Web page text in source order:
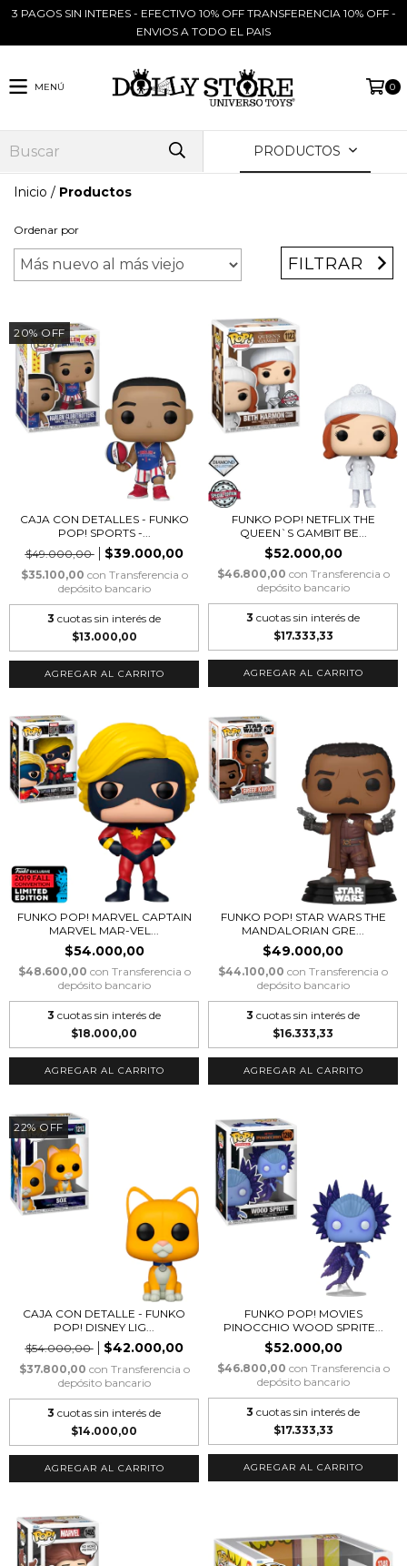
3 PAGOS SIN INTERES - EFECTIVO 10% OFF TRANSFERENCIA 10% OFF -
ENVIOS A TODO EL PAIS
MENÚ 0
PRODUCTOS
Inicio / Productos
Ordenar por
FILTRAR
20% OFF
CAJA CON DETALLES - FUNKO
POP! SPORTS -...
$49.000,00
$39.000,00
$35.100,00 con Transferencia o
depósito bancario
3 cuotas sin interés de
$13.000,00
FUNKO POP! NETFLIX THE
QUEEN`S GAMBIT BE...
$52.000,00
$46.800,00 con Transferencia o
depósito bancario
3 cuotas sin interés de
$17.333,33
FUNKO POP! MARVEL CAPTAIN
MARVEL MAR-VEL...
$54.000,00
$48.600,00 con Transferencia o
depósito bancario
3 cuotas sin interés de
$18.000,00
FUNKO POP! STAR WARS THE
MANDALORIAN GRE...
$49.000,00
$44.100,00 con Transferencia o
depósito bancario
3 cuotas sin interés de
$16.333,33
22%OFF
CAJA CON DETALLE - FUNKO
POP! DISNEY LIG...
$54.000,00
$42.000,00
$37.800,00 con Transferencia o
depósito bancario
3 cuotas sin interés de
$14.000,00
FUNKO POP! MOVIES
PINOCCHIO WOOD SPRITE...
$52.000,00
$46.800,00 con Transferencia o
depósito bancario
3 cuotas sin interés de
$17.333,33